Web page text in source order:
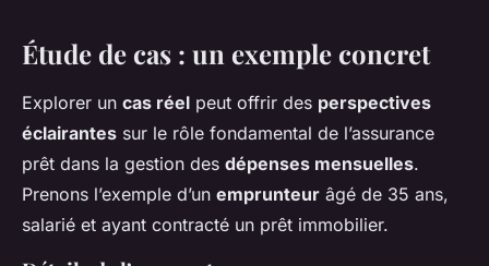
Étude de cas : un exemple concret
Explorer un cas réel peut offrir des perspectives
éclairantes sur le rôle fondamental de l’assurance
prêt dans la gestion des dépenses mensuelles.
Prenons l’exemple d’un emprunteur âgé de 35 ans,
salarié et ayant contracté un prêt immobilier.